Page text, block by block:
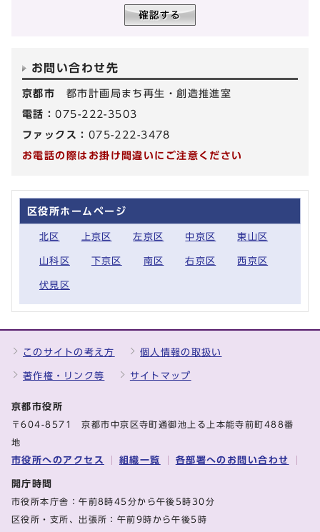
お問い合わせ先
京都市 都市計画局まち再生・創造推進室
電話：075-222-3503
ファックス： 075-222-3478
お電話の際はお掛け間違いにご注意ください
区役所ホームページ
北区 上京区 左京区 中京区 東山区
山科区 下京区 南区 右京区 西京区
伏見区
このサイトの考え方 個人情報の取扱い
著作権・リンク等 サイトマップ
京都市役所
〒604-8571 京都市中京区寺町通御池上る上本能寺前町488番
地
市役所へのアクセス 組織一覧 各部署へのお問い合わせ
開庁時間
市役所本庁舎：午前8時45分から午後5時30分
区役所・支所、出張所：午前9時から午後5時